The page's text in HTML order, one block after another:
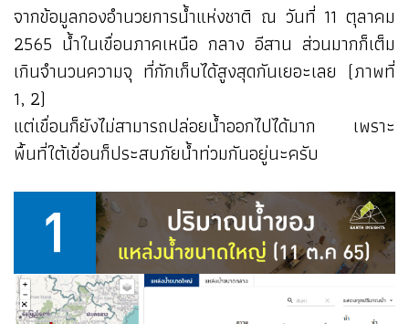
จากข้อมูลกองอำนวยการน้ำแห่งชาติ ณ วันที่ 11 ตุลาคม
2565 น้ำในเขื่อนภาคเหนือ กลาง อีสาน ส่วนมากก็เต็ม
เกินจำนวนความจุ ที่กักเก็บได้สูงสุดกันเยอะเลย (ภาพที่
1, 2)
แต่เขื่อนก็ยังไม่สามารถปล่อยน้ำออกไปได้มาก เพราะ
พื้นที่ใต้เขื่อนก็ประสบภัยน้ำท่วมกันอยู่นะครับ